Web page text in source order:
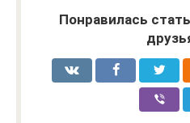
Понравилась